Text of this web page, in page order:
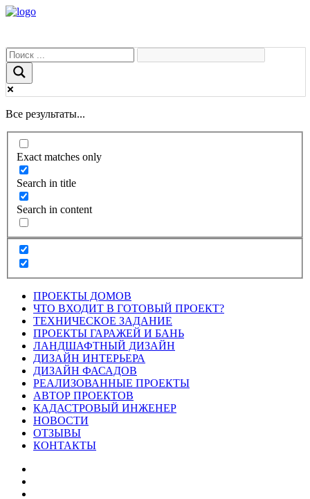
Все результаты...
Exact matches only
Search in title
Search in content
ПРОЕКТЫ ДОМОВ
ЧТО ВХОДИТ В ГОТОВЫЙ ПРОЕКТ?
ТЕХНИЧЕСКОЕ ЗАДАНИЕ
ПРОЕКТЫ ГАРАЖЕЙ И БАНЬ
ЛАНДШАФТНЫЙ ДИЗАЙН
ДИЗАЙН ИНТЕРЬЕРА
ДИЗАЙН ФАСАДОВ
РЕАЛИЗОВАННЫЕ ПРОЕКТЫ
АВТОР ПРОЕКТОВ
КАДАСТРОВЫЙ ИНЖЕНЕР
НОВОСТИ
ОТЗЫВЫ
КОНТАКТЫ